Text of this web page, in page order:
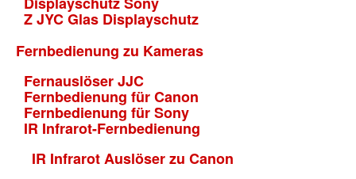
Z JYC Glas Displayschutz
Fernbedienung zu Kameras
Fernauslöser JJC
Fernbedienung für Canon
Fernbedienung für Sony
IR Infrarot-Fernbedienung
IR Infrarot Auslöser zu Canon